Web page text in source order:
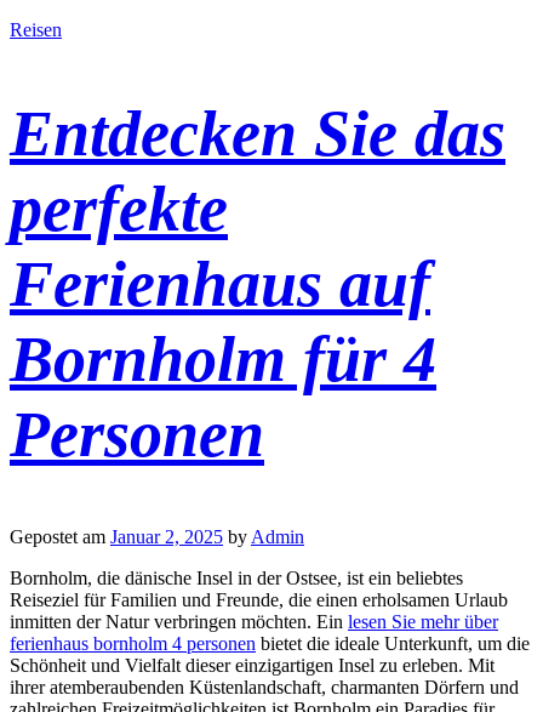
Reisen
Entdecken Sie das
perfekte
Ferienhaus auf
Bornholm für 4
Personen
Gepostet am Januar 2, 2025 by Admin
Bornholm, die dänische Insel in der Ostsee, ist ein beliebtes
Reiseziel für Familien und Freunde, die einen erholsamen Urlaub
inmitten der Natur verbringen möchten. Ein lesen Sie mehr über
ferienhaus bornholm 4 personen bietet die ideale Unterkunft, um die
Schönheit und Vielfalt dieser einzigartigen Insel zu erleben. Mit
ihrer atemberaubenden Küstenlandschaft, charmanten Dörfern und